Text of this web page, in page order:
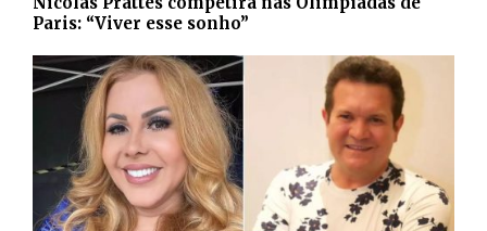
Paris: “Viver esse sonho”